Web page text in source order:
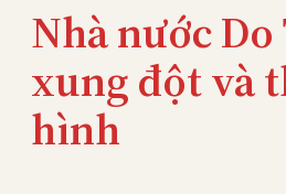
Nhà nước
xung đột và
hình